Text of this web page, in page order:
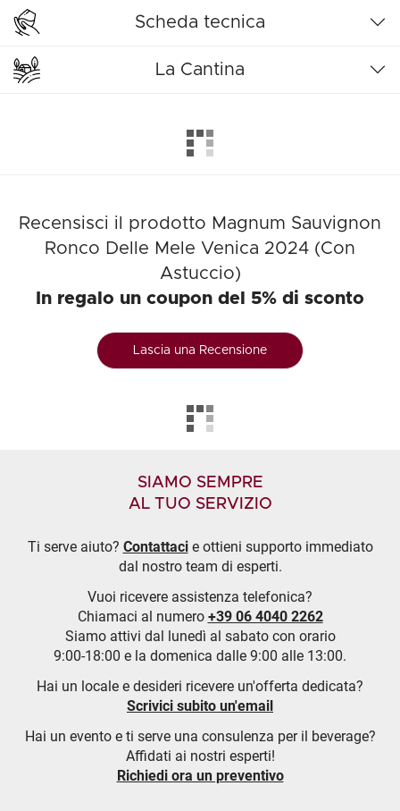
Scheda tecnica
La Cantina
Recensisci il prodotto Magnum Sauvignon
Ronco Delle Mele Venica 2024 (Con
Astuccio)
In regalo un coupon del 5% di sconto
Lascia una Recensione
SIAMO SEMPRE
AL TUO SERVIZIO
Ti serve aiuto? Contattacie ottieni supporto immediato
dal nostro team di esperti.
Vuoi ricevere assistenza telefonica?
Chiamaci al numero +39 06 4040 2262
Siamo attivi dal lunedì al sabato con orario
9:00-18:00 e la domenica dalle 9:00 alle 13:00.
Hai un locale e desideri ricevere un'offerta dedicata?
Scrivici subito un'email
Hai un evento e ti serve una consulenza per il beverage?
Affidati ai nostri esperti!
Richiedi ora un preventivo